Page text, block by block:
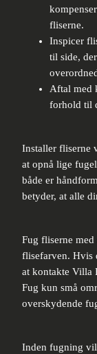
fliserne.
Inspicer
til side,
Aftal med
forhold til
Installer fliserne
at opnå lige
både er
betyder, at alle
Fug fliserne
flisefarven. Hvis
at kontakte Villa
Fug kun små
overskydende
Inden fugning